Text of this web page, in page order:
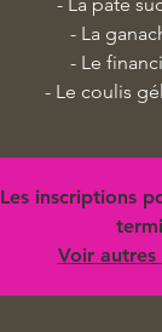
- La
- Le
- Le coulis
Les inscriptions
Voir autres